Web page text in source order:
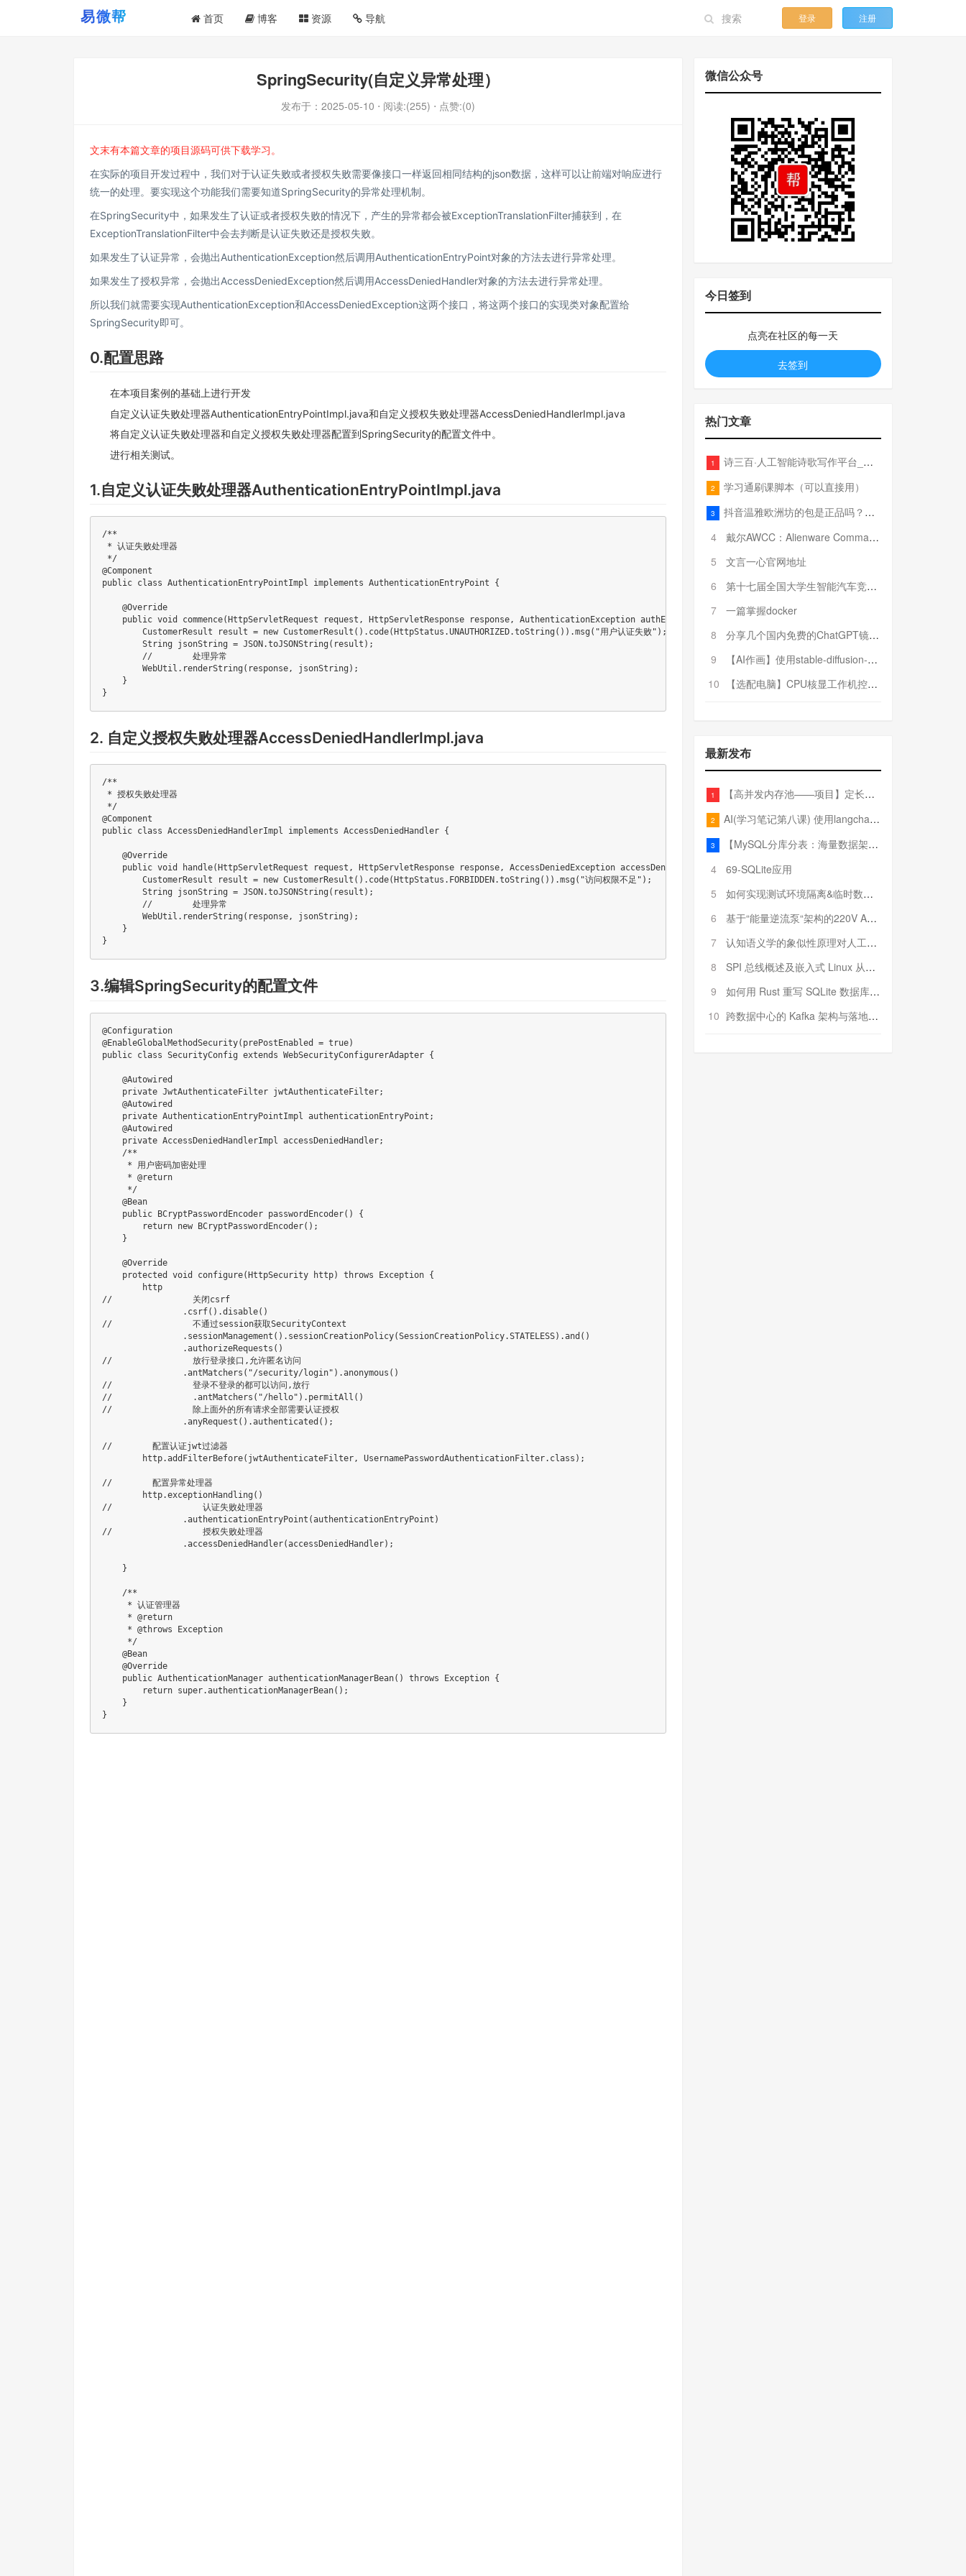
首页 博客 资源 导航 登录 注册
SpringSecurity(自定义异常处理）
发布于： 2025-05-10 ⋅ 阅读:(255) ⋅ 点赞:(0)
文末有本篇文章的项目源码可供下载学习。
在实际的项目开发过程中，我们对于认证失败或者授权失败需要像接口一样返回相同结构的json数据，这样可以让前端对响应进行
统一的处理。要实现这个功能我们需要知道SpringSecurity的异常处理机制。
在SpringSecurity中，如果发生了认证或者授权失败的情况下，产生的异常都会被ExceptionTranslationFilter捕获到，在
ExceptionTranslationFilter中会去判断是认证失败还是授权失败。
如果发生了认证异常，会抛出AuthenticationException然后调用AuthenticationEntryPoint对象的方法去进行异常处理。
如果发生了授权异常，会抛出AccessDeniedException然后调用AccessDeniedHandler对象的方法去进行异常处理。
所以我们就需要实现AuthenticationException和AccessDeniedException这两个接口，将这两个接口的实现类对象配置给
SpringSecurity即可。
0.配置思路
在本项目案例的基础上进行开发
自定义认证失败处理器​​​​​AuthenticationEntryPointImpl.java和自定义授权失败处理器AccessDeniedHandlerImpl.java
将自定义认证失败处理器和自定义授权失败处理器配置到SpringSecurity的配置文件中。
进行相关测试。
1.自定义认证失败处理器AuthenticationEntryPointImpl.java
/**
* 认证失败处理器
*/
@Component
public class AuthenticationEntryPointImpl implements AuthenticationEntryPoint {
    @Override
    public void commence(HttpServletRequest request, HttpServletResponse response, AuthenticationException authException) throws IOException, ServletException {
        CustomerResult result = new CustomerResult().code(HttpStatus.UNAUTHORIZED.toString()).msg("用户认证失败");
        String jsonString = JSON.toJSONString(result);
        //        处理异常
        WebUtil.renderString(response, jsonString);
    }
}
2. 自定义授权失败处理器AccessDeniedHandlerImpl.java
/**
* 授权失败处理器
*/
@Component
public class AccessDeniedHandlerImpl implements AccessDeniedHandler {
    @Override
    public void handle(HttpServletRequest request, HttpServletResponse response, AccessDeniedException accessDeniedException) throws IOException, ServletException {
        CustomerResult result = new CustomerResult().code(HttpStatus.FORBIDDEN.toString()).msg("访问权限不足");
        String jsonString = JSON.toJSONString(result);
        //        处理异常
        WebUtil.renderString(response, jsonString);
    }
}
3.编辑SpringSecurity的配置文件
@Configuration
@EnableGlobalMethodSecurity(prePostEnabled = true)
public class SecurityConfig extends WebSecurityConfigurerAdapter {
    @Autowired
    private JwtAuthenticateFilter jwtAuthenticateFilter;
    @Autowired
    private AuthenticationEntryPointImpl authenticationEntryPoint;
    @Autowired
    private AccessDeniedHandlerImpl accessDeniedHandler;
    /**
     * 用户密码加密处理
     * @return
     */
    @Bean
    public BCryptPasswordEncoder passwordEncoder() {
        return new BCryptPasswordEncoder();
    }
    @Override
    protected void configure(HttpSecurity http) throws Exception {
        http
//                关闭csrf
                .csrf().disable()
//                不通过session获取SecurityContext
                .sessionManagement().sessionCreationPolicy(SessionCreationPolicy.STATELESS).and()
                .authorizeRequests()
//                放行登录接口,允许匿名访问
                .antMatchers("/security/login").anonymous()
//                登录不登录的都可以访问,放行
//                .antMatchers("/hello").permitAll()
//                除上面外的所有请求全部需要认证授权
                .anyRequest().authenticated();
//        配置认证jwt过滤器
        http.addFilterBefore(jwtAuthenticateFilter, UsernamePasswordAuthenticationFilter.class);
//        配置异常处理器
        http.exceptionHandling()
//                  认证失败处理器
                .authenticationEntryPoint(authenticationEntryPoint)
//                  授权失败处理器
                .accessDeniedHandler(accessDeniedHandler);
    }
    /**
     * 认证管理器
     * @return
     * @throws Exception
     */
    @Bean
    @Override
    public AuthenticationManager authenticationManagerBean() throws Exception {
        return super.authenticationManagerBean();
    }
}
微信公众号
今日签到
点亮在社区的每一天
去签到
热门文章
1 诗三百·人工智能诗歌写作平台_在线作诗机_藏头诗生成器_电脑对联_姓名作诗
2 学习通刷课脚本（可以直接用）
3
抖音温雅欧洲坊的包是正品吗？温雅卖的包为啥那么便宜？
4
戴尔AWCC：Alienware Command Center 故障排除方法，里面附有超全详解呦，快来快来，欢迎观看~
5
文言一心官网地址
6
第十七届全国大学生智能汽车竞赛全国总决赛参赛队伍奖项公告
7
一篇掌握docker
8
分享几个国内免费的ChatGPT镜像网址(亲测有效-4月25日更新)
9
【AI作画】使用stable-diffusion-webui搭建AI作画平台
10
【选配电脑】CPU核显工作机控制预算5000
最新发布
1 【高并发内存池——项目】定长内存池——开胃小菜
2 AI(学习笔记第八课) 使用langchain的embedding models
3
【MySQL分库分表：海量数据架构的终极解决方案】
4
69-SQLite应用
5
如何实现测试环境隔离&临时数据库（pytest+SQLite）
6
基于“能量逆流泵“架构的220V AC至20V DC 300W高效电源设计
7
认知语义学的象似性原理对人工智能自然语言处理深层语义分析的影响与启示
8
SPI 总线概述及嵌入式 Linux 从属 SPI 设备驱动程序开发（第二部分，实践）
9
如何用 Rust 重写 SQLite 数据库（二）:是否有市场空间？
10 跨数据中心的 Kafka 架构与落地实战